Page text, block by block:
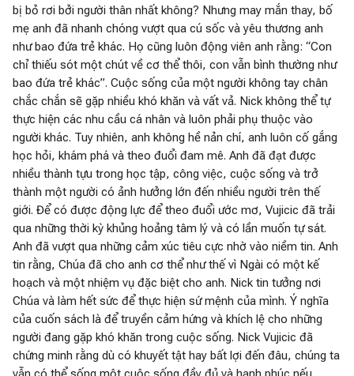
bị bỏ rơi bởi người thân nhất không? Nhưng may mắn thay, bố
mẹ anh đã nhanh chóng vượt qua cú sốc và yêu thương anh
như bao đứa trẻ khác. Họ cũng luôn động viên anh rằng: “Con
chỉ thiếu sót một chút về cơ thể thôi, con vẫn bình thường như
bao đứa trẻ khác”. Cuộc sống của một người không tay chân
chắc chắn sẽ gặp nhiều khó khăn và vất vả. Nick không thể tự
thực hiện các nhu cầu cá nhân và luôn phải phụ thuộc vào
người khác. Tuy nhiên, anh không hề nản chí, anh luôn cố gắng
học hỏi, khám phá và theo đuổi đam mê. Anh đã đạt được
nhiều thành tựu trong học tập, công việc, cuộc sống và trở
thành một người có ảnh hưởng lớn đến nhiều người trên thế
giới. Để có được động lực để theo đuổi ước mơ, Vujicic đã trải
qua những thời kỳ khủng hoảng tâm lý và có lần muốn tự sát.
Anh đã vượt qua những cảm xúc tiêu cực nhờ vào niềm tin. Anh
tin rằng, Chúa đã cho anh cơ thể như thế vì Ngài có một kế
hoạch và một nhiệm vụ đặc biệt cho anh. Nick tin tưởng nơi
Chúa và làm hết sức để thực hiện sứ mệnh của mình. Ý nghĩa
của cuốn sách là để truyền cảm hứng và khích lệ cho những
người đang gặp khó khăn trong cuộc sống. Nick Vujicic đã
chứng minh rằng dù có khuyết tật hay bất lợi đến đâu, chúng ta